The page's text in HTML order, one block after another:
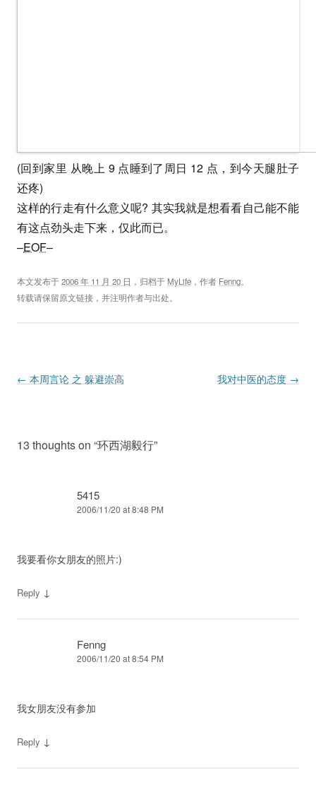
(回到家里 从晚上 9 点睡到了周日 12 点，到今天腿肚子
还疼)
这样的行走有什么意义呢? 其实我就是想看看自己能不能
有这点劲头走下来，仅此而已。
–EOF–
本文发布于2006 年 11 月 20 日 ，归档于 MyLife ，作者 Fenng。
转载请保留原文链接，并注明作者与出处。
Post navigation
← 本周言论 之 躲避崇高 我对中医的态度 →
13 thoughts on “环西湖毅行”
5415
2006/11/20 at 8:48 PM
我要看你女朋友的照片:)
Reply ↓
Fenng
2006/11/20 at 8:54 PM
我女朋友没有参加
Reply ↓